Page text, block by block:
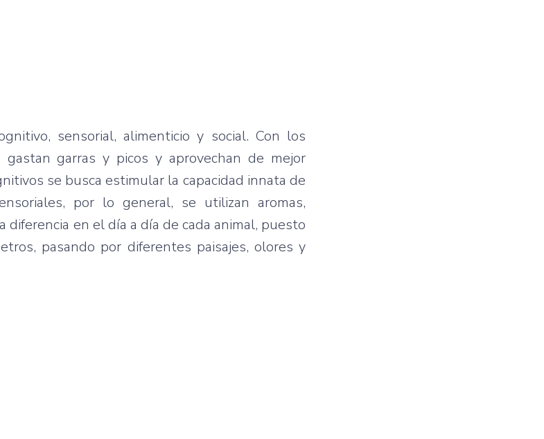
sensorial, alimenticio y social. Con los
garras y picos y aprovechan de mejor
se busca estimular la capacidad innata de
por lo general, se utilizan aromas,
en el día a día de cada animal, puesto
pasando por diferentes paisajes, olores y